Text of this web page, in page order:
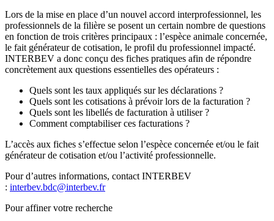
Lors de la mise en place d’un nouvel accord interprofessionnel, les
professionnels de la filière se posent un certain nombre de questions
en fonction de trois critères principaux : l’espèce animale concernée,
le fait générateur de cotisation, le profil du professionnel impacté.
INTERBEV a donc conçu des fiches pratiques afin de répondre
concrètement aux questions essentielles des opérateurs :
Quels sont les taux appliqués sur les déclarations ?
Quels sont les cotisations à prévoir lors de la facturation ?
Quels sont les libellés de facturation à utiliser ?
Comment comptabiliser ces facturations ?
L’accès aux fiches s’effectue selon l’espèce concernée et/ou le fait
générateur de cotisation et/ou l’activité professionnelle.
Pour d’autres informations, contact INTERBEV
: interbev.bdc@interbev.fr
Pour affiner votre recherche